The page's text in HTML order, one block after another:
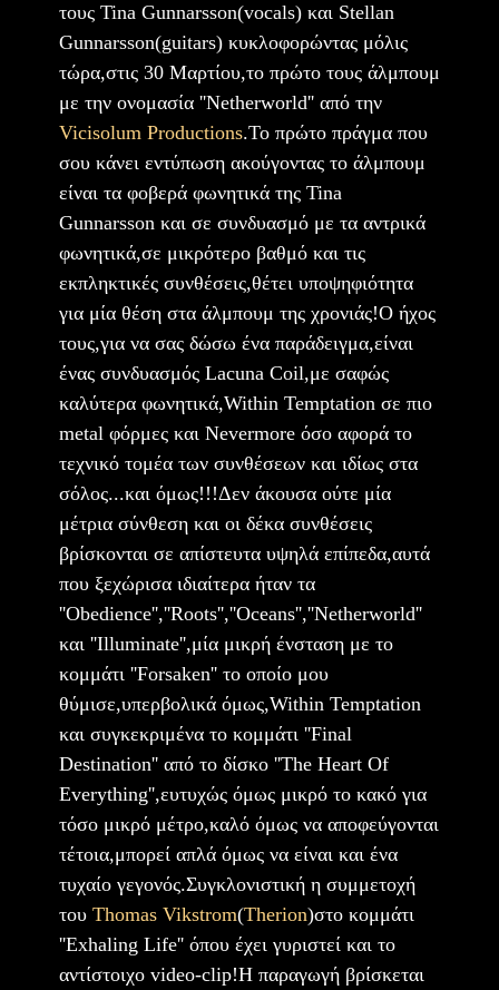
τους Tina Gunnarsson(vocals) και Stellan
Gunnarsson(guitars) κυκλοφορώντας μόλις
τώρα,στις 30 Μαρτίου,το πρώτο τους άλμπουμ
με την ονομασία ''Netherworld'' από την
Vicisolum Productions.Το πρώτο πράγμα που
σου κάνει εντύπωση ακούγοντας το άλμπουμ
είναι τα φοβερά φωνητικά της Tina
Gunnarsson και σε συνδυασμό με τα αντρικά
φωνητικά,σε μικρότερο βαθμό και τις
εκπληκτικές συνθέσεις,θέτει υποψηφιότητα
για μία θέση στα άλμπουμ της χρονιάς!Ο ήχος
τους,για να σας δώσω ένα παράδειγμα,είναι
ένας συνδυασμός Lacuna Coil,με σαφώς
καλύτερα φωνητικά,Within Temptation σε πιο
metal φόρμες και Nevermore όσο αφορά το
τεχνικό τομέα των συνθέσεων και ιδίως στα
σόλος...και όμως!!!Δεν άκουσα ούτε μία
μέτρια σύνθεση και οι δέκα συνθέσεις
βρίσκονται σε απίστευτα υψηλά επίπεδα,αυτά
που ξεχώρισα ιδιαίτερα ήταν τα
''Obedience'',''Roots'',''Oceans'',''Netherworld''
και ''Illuminate'',μία μικρή ένσταση με το
κομμάτι ''Forsaken'' το οποίο μου
θύμισε,υπερβολικά όμως,Within Temptation
και συγκεκριμένα το κομμάτι ''Final
Destination'' από το δίσκο ''The Heart Of
Everything'',ευτυχώς όμως μικρό το κακό για
τόσο μικρό μέτρο,καλό όμως να αποφεύγονται
τέτοια,μπορεί απλά όμως να είναι και ένα
τυχαίο γεγονός.Συγκλονιστική η συμμετοχή
του Thomas Vikstrom(Therion)στο κομμάτι
''Exhaling Life'' όπου έχει γυριστεί και το
αντίστοιχο video-clip!Η παραγωγή βρίσκεται